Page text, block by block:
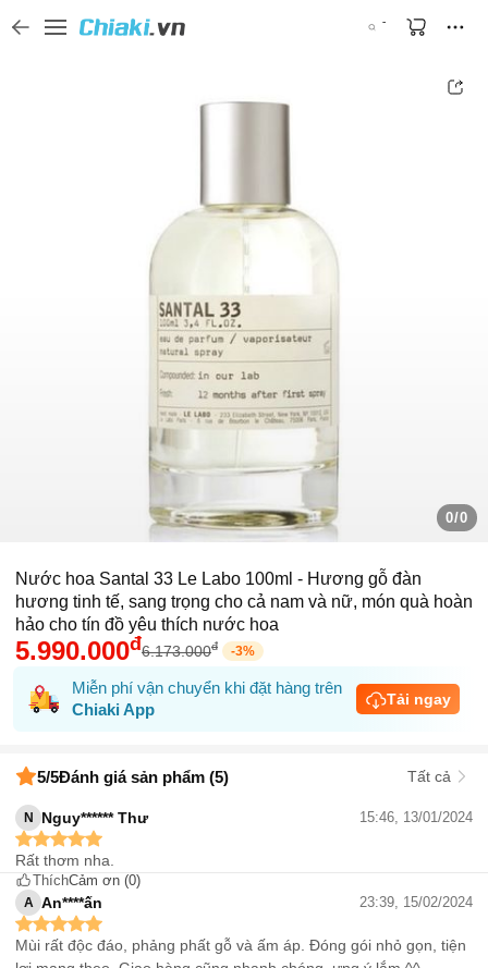
0/0
Nước hoa Santal 33 Le Labo 100ml - Hương gỗ đàn
hương tinh tế, sang trọng cho cả nam và nữ, món quà hoàn
hảo cho tín đồ yêu thích nước hoa
5.990.000đ6.173.000đ -3%
Miễn phí vận chuyển khi đặt hàng trên
Chiaki App
Tải ngay
5/5Đánh giá sản phẩm (5) Tất cả
N Nguy****** Thư 15:46, 13/01/2024
Rất thơm nha.
ThíchCảm ơn (0)
A An****ấn 23:39, 15/02/2024
Mùi rất độc đáo, phảng phất gỗ và ấm áp. Đóng gói nhỏ gọn, tiện